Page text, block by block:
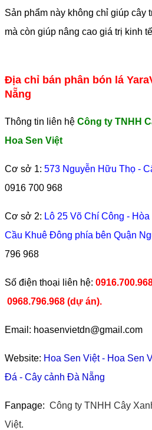
Sản phẩm này không chỉ giúp cây
mà còn giúp nâng cao giá trị kinh
Địa chỉ bán phân bón lá
Nẵng
Thông tin liên hệ Công ty TNHH
Hoa Sen Việt
Cơ sở 1: 573 Nguyễn Hữu Thọ -
0916 700 968
Cơ sở 2: Lô 25 Võ Chí Công -
Cầu Khuê Đông phía bên Quận
796 968
​Số điện thoại liên hệ:
0968.796.968 (dự án).
Email: hoasenvietdn@gmail.com
Website: Hoa Sen Việt- Hoa Sen
Đá - Cây cảnh Đà Nẵng
Fanpage: Công ty TNHH Cây
Việt.